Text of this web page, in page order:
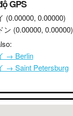
GPS
(0.00000, 0.00000)
ン (0.00000, 0.00000)
→ Berlin
→ Saint Petersburg